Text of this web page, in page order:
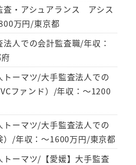
査・アシュアランス アシス
万円/東京都
法人での会計監査職/年収：
トーマツ/大手監査法人での
ファンド）/年収：～1200
トーマツ/大手監査法人での
）/年収：～1600万円/東京都
トーマツ/【愛媛】大手監査